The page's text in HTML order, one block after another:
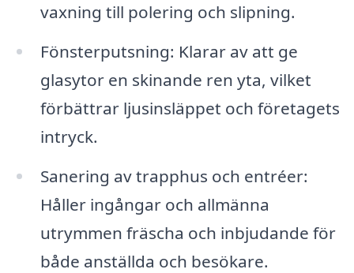
vaxning till polering och slipning.
Fönsterputsning: Klarar av att ge
glasytor en skinande ren yta, vilket
förbättrar ljusinsläppet och företagets
intryck.
Sanering av trapphus och entréer:
Håller ingångar och allmänna
utrymmen fräscha och inbjudande för
både anställda och besökare.